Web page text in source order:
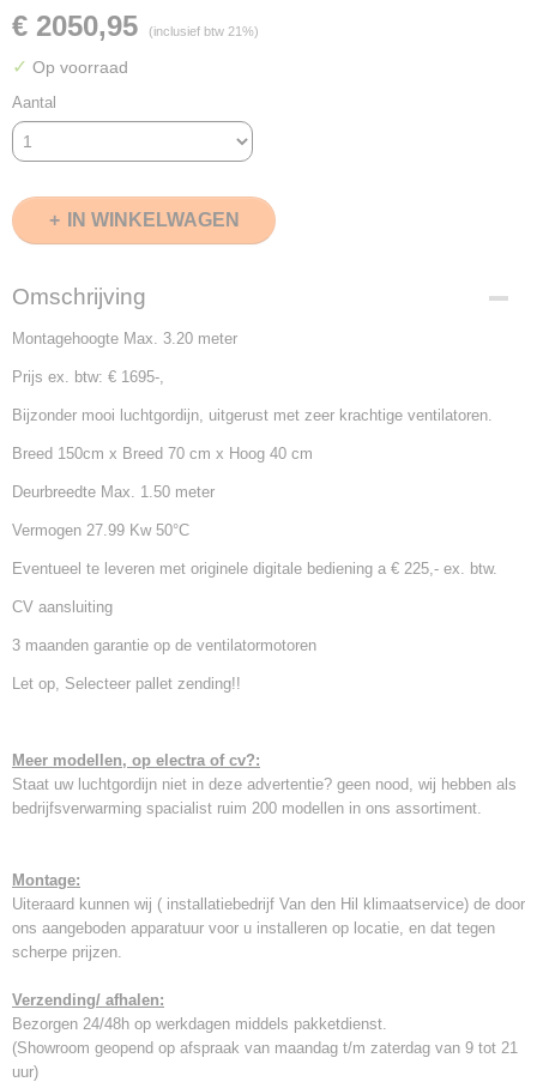
€ 2050,95 (inclusief btw 21%)
✓ Op voorraad
Aantal
IN WINKELWAGEN
Omschrijving
Montagehoogte Max. 3.20 meter
Prijs ex. btw: € 1695-,
Bijzonder mooi luchtgordijn, uitgerust met zeer krachtige ventilatoren.
Breed 150cm x Breed 70 cm x Hoog 40 cm
Deurbreedte Max. 1.50 meter
Vermogen 27.99 Kw 50°C
Eventueel te leveren met originele digitale bediening a € 225,- ex. btw.
CV aansluiting
3 maanden garantie op de ventilatormotoren
Let op, Selecteer pallet zending!!
Meer modellen, op electra of cv?:
Staat uw luchtgordijn niet in deze advertentie? geen nood, wij hebben als
bedrijfsverwarming spacialist ruim 200 modellen in ons assortiment.
Montage:
Uiteraard kunnen wij ( installatiebedrijf Van den Hil klimaatservice) de door
ons aangeboden apparatuur voor u installeren op locatie, en dat tegen
scherpe prijzen.
Verzending/ afhalen:
Bezorgen 24/48h op werkdagen middels pakketdienst.
(Showroom geopend op afspraak van maandag t/m zaterdag van 9 tot 21
uur)